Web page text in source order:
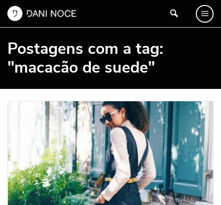
Postagens com a tag:
"macacão de suede"